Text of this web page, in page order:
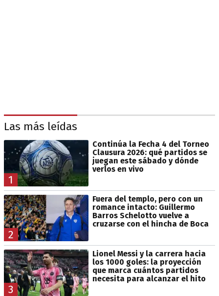
Las más leídas
1
Continúa la Fecha 4 del Torneo
Clausura 2026: qué partidos se
juegan este sábado y dónde
verlos en vivo
2
Fuera del templo, pero con un
romance intacto: Guillermo
Barros Schelotto vuelve a
cruzarse con el hincha de Boca
3
Lionel Messi y la carrera hacia
los 1000 goles: la proyección
que marca cuántos partidos
necesita para alcanzar el hito